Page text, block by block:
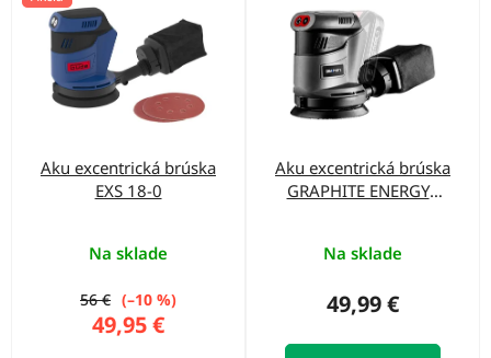
u
Aku excentrická brúska
EXS 18-0
Na sklade
49,95 €
56 € (–10 %)
Aku excentrická brúska
GRAPHITE ENERGY+
Na sklade
49,99 €